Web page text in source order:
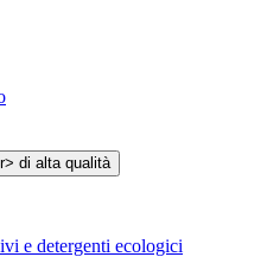
e detergenti ecologici